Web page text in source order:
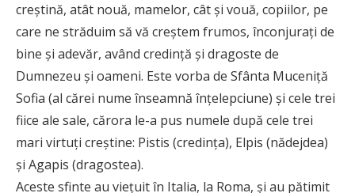
creştină, atât nouă, mamelor, cât şi vouă, copiilor, pe
care ne străduim să vă creştem frumos, înconjuraţi de
bine şi adevăr, având credinţă şi dragoste de
Dumnezeu şi oameni. Este vorba de Sfânta Muceniţă
Sofia (al cărei nume înseamnă înţelepciune) şi cele trei
fiice ale sale, cărora le-a pus numele după cele trei
mari virtuţi creştine: Pistis (credinţa), Elpis (nădejdea)
şi Agapis (dragostea).
Aceste sfinte au vieţuit în Italia, la Roma, şi au pătimit